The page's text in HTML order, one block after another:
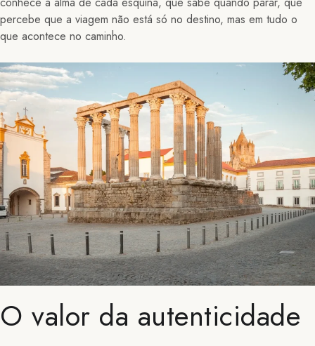
percebe que a viagem não está só no destino, mas em tudo o
que acontece no caminho.
O valor da autenticidade